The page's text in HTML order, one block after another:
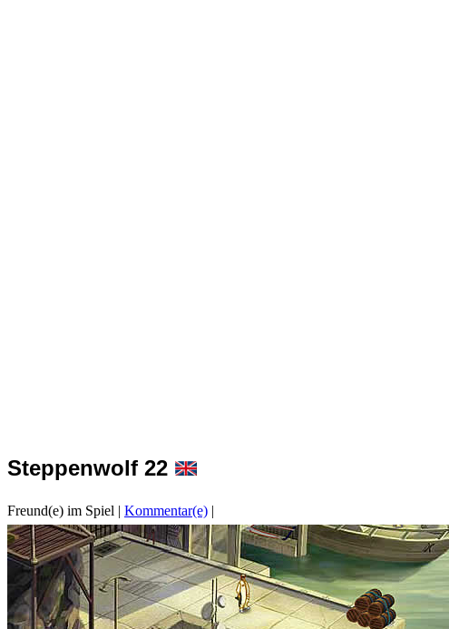
Steppenwolf 22
Freund(e) im Spiel | Kommentar(e) |